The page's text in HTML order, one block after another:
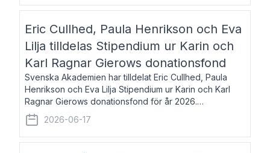
Eric Cullhed, Paula Henrikson och Eva
Lilja tilldelas Stipendium ur Karin och
Karl Ragnar Gierows donationsfond
Svenska Akademien har tilldelat Eric Cullhed, Paula
Henrikson och Eva Lilja Stipendium ur Karin och Karl
Ragnar Gierows donationsfond för år 2026.
Stipendiebeloppet är på 70 000 kronor vardera. Eric
Cullhed, född 1985, är professor i grekis
2026-06-17